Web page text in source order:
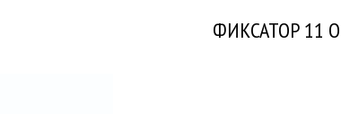
ФИКСАТОР 11